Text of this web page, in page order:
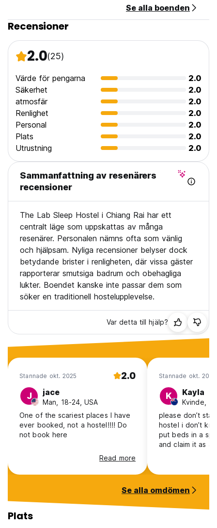
Se alla boenden
Recensioner
2.0(25)
Värde för pengarna
2.0
Säkerhet
2.0
atmosfär
2.0
Renlighet
2.0
Personal
2.0
Plats
2.0
Utrustning
2.0
Sammanfattning av resenärers
recensioner
The Lab Sleep Hostel i Chiang Rai har ett
centralt läge som uppskattas av många
resenärer. Personalen nämns ofta som vänlig
och hjälpsam. Nyliga recensioner belyser dock
betydande brister i renligheten, där vissa gäster
rapporterar smutsiga badrum och obehagliga
lukter. Boendet kanske inte passar dem som
söker en traditionell hostelupplevelse.
Var detta till hjälp?
Stannade okt. 2025 2.0
J jace
Man, 18-24, USA
One of the scariest places I have
ever booked, not a hostel!!!! Do
not book here
Read more
Stannade okt. 2025
K Kayla
please don’t
hostel i don’t
put beds in a
and claim it as a
sleeping there
Se alla omdömen
Plats